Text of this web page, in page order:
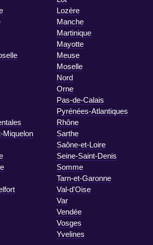
Lozère
Manche
Martinique
Mayotte
Meuse
Moselle
Nord
Orne
Pas-de-Calais
Pyrénées-Atlantiques
Rhône
Miquelon
Sarthe
Saône-et-Loire
Seine-Saint-Denis
Somme
Tarn-et-Garonne
Val-d'Oise
Var
Vendée
Vosges
Yvelines